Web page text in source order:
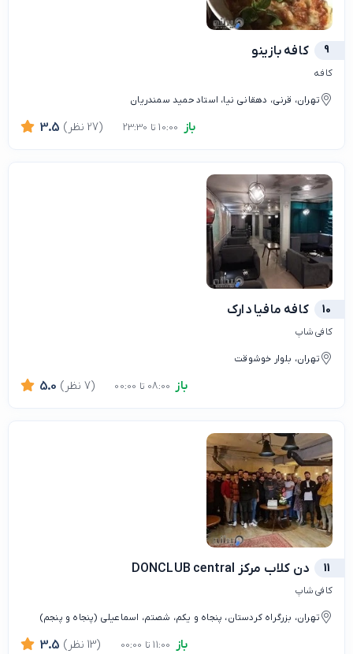
9 کافه بازینو
کافه
تهران، قرنی، دهقانی نیا، استاد حمید سمندریان
باز 3.5 (27 نظر)
10 کافه مافیا دارک
کافی شاپ
تهران، بلوار خوشوقت
باز 5.0 (7 نظر)
11 دن کلاب مرکز DONCLUB central
کافی شاپ
تهران، بزرگراه کردستان، پنجاه و یکم، شصتم، اسماعیلی (پنجاه و پنجم)
باز 3.5 (13 نظر)